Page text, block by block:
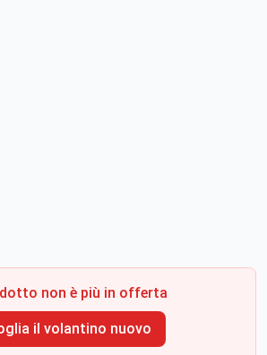
non è più in offerta
il volantino nuovo